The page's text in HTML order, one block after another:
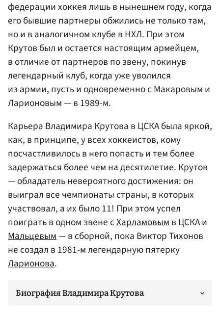
федерации хоккея лишь в нынешнем году, когда
его бывшие партнеры обжились не только там,
но и в аналогичном клубе в НХЛ. При этом
Крутов был и остается настоящим армейцем,
в отличие от партнеров по звену, покинув
легендарный клуб, когда уже уволился
из армии, пусть и одновременно с Макаровым и
Ларионовым — в 1989-м.
Карьера Владимира Крутова в ЦСКА была яркой,
как, в принципе, у всех хоккеистов, кому
посчастливилось в него попасть и тем более
задержаться более чем на десятилетие. Крутов
— обладатель невероятного достижения: он
выиграл все чемпионаты страны, в которых
участвовал, а их было 11! При этом успел
поиграть в одном звене сХарламовымв ЦСКА и
Мальцевым— в сборной, пока Виктор Тихонов
не создал в 1981-м легендарную пятерку
Ларионова.
Биография Владимира Крутова